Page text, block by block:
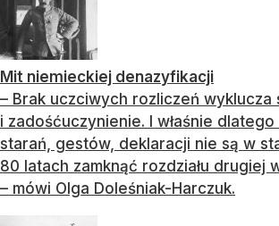
Mit niemieckiej denazyfikacji
– Brak uczciwych rozliczeń wyklucza
i zadośćuczynienie. I właśnie dlatego
starań, gestów, deklaracji nie są w
80 latach zamknąć rozdziału drugiej
– mówi Olga Doleśniak-Harczuk.